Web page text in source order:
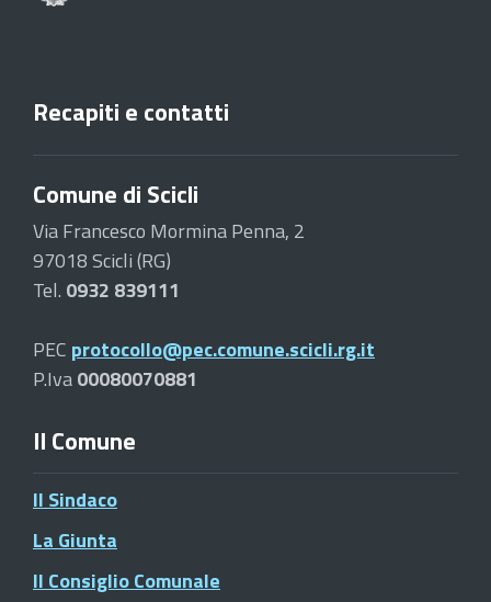
Recapiti e contatti
Comune di Scicli
Via Francesco Mormina Penna, 2
97018 Scicli (RG)
Tel. 0932 839111
PEC protocollo@pec.comune.scicli.rg.it
P.Iva00080070881
Il Comune
Il Sindaco
La Giunta
Il Consiglio Comunale